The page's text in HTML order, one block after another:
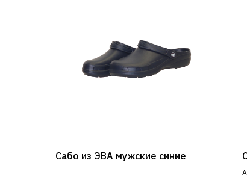
Сабо из ЭВА мужские синие